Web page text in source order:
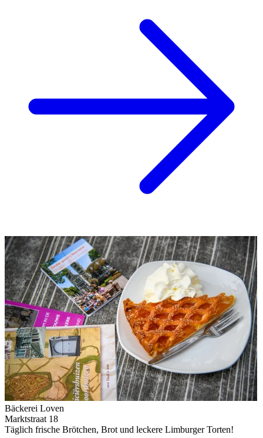
Bäckerei Loven
Marktstraat 18
Täglich frische Brötchen, Brot und leckere Limburger Torten!